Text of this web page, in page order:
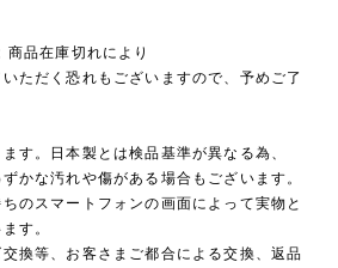
商品在庫切れにより
ただく恐れもございますので、予めご了
す。日本製とは検品基準が異なる為、
かな汚れや傷がある場合もございます。
のスマートフォンの画面によって実物と
す。
換等、お客さまご都合による交換、返品